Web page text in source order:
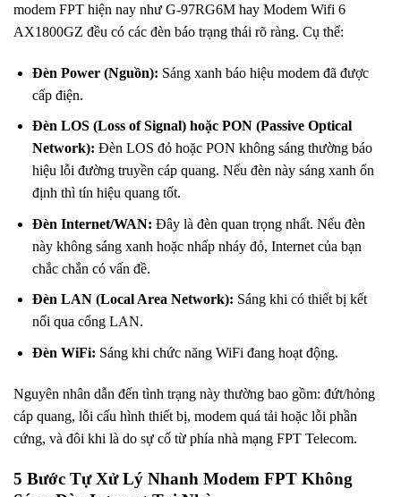
modem FPT hiện nay như G-97RG6M hay Modem Wifi 6
AX1800GZ đều có các đèn báo trạng thái rõ ràng. Cụ thể:
Đèn Power (Nguồn): Sáng xanh báo hiệu modem đã được
cấp điện.
Đèn LOS (Loss of Signal) hoặc PON (Passive Optical
Network): Đèn LOS đỏ hoặc PON không sáng thường báo
hiệu lỗi đường truyền cáp quang. Nếu đèn này sáng xanh ổn
định thì tín hiệu quang tốt.
Đèn Internet/WAN: Đây là đèn quan trọng nhất. Nếu đèn
này không sáng xanh hoặc nhấp nháy đỏ, Internet của bạn
chắc chắn có vấn đề.
Đèn LAN (Local Area Network): Sáng khi có thiết bị kết
nối qua cổng LAN.
Đèn WiFi: Sáng khi chức năng WiFi đang hoạt động.
Nguyên nhân dẫn đến tình trạng này thường bao gồm: đứt/hỏng
cáp quang, lỗi cấu hình thiết bị, modem quá tải hoặc lỗi phần
cứng, và đôi khi là do sự cố từ phía nhà mạng FPT Telecom.
5 Bước Tự Xử Lý Nhanh Modem FPT Không